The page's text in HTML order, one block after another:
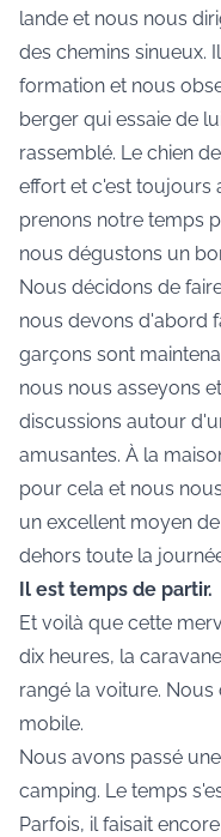
lande et nous nous
des chemins sinueux.
formation et nous
berger qui essaie de
rassemblé. Le chien
effort et c'est toujours
prenons notre temps
nous dégustons un
Nous décidons de
nous devons d'abord
garçons sont
nous nous asseyons
discussions autour
amusantes. À la
pour cela et nous
un excellent moyen
dehors toute la
Il est temps de partir.
Et voilà que cette
dix heures, la
rangé la voiture.
mobile.
Nous avons passé
camping. Le temps
Parfois, il faisait